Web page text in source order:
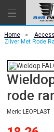
Home »
Zilver Met Rode
rode
Merk: LEOPLAST